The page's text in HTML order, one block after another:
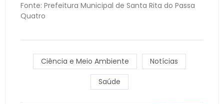
Fonte: Prefeitura Municipal de Santa Rita do Passa
Quatro
Ciência e Meio Ambiente Notícias
Saúde